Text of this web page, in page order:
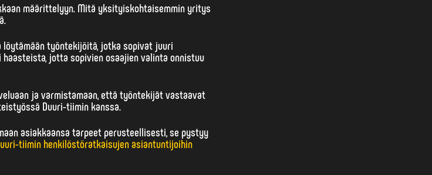
määrittelyyn. Mitä yksityiskohtaisemmin yritys
työntekijöitä, jotka sopivat juuri
jotta sopivien osaajien valinta onnistuu
ja varmistamaan, että työntekijät vastaavat
Duuri-tiimin kanssa.
asiakkaansa tarpeet perusteellisesti, se pystyy
tiimin henkilöstöratkaisujen asiantuntijoihin